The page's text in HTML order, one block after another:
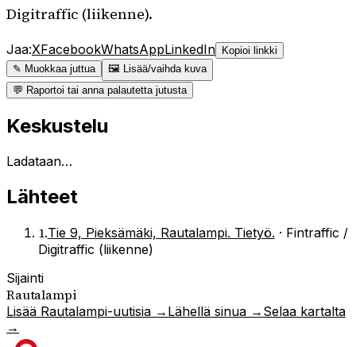
Digitraffic (liikenne).
Jaa:XFacebookWhatsAppLinkedIn
Kopioi linkki
✎ Muokkaa juttua
🖼 Lisää/vaihda kuva
💬 Raportoi tai anna palautetta jutusta
Keskustelu
Ladataan…
Lähteet
1.Tie 9, Pieksämäki, Rautalampi. Tietyö. · Fintraffic /
Digitraffic (liikenne)
Sijainti
Rautalampi
Lisää Rautalampi-uutisia → Lähellä sinua → Selaa kartalta
→